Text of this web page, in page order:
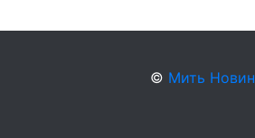
© Мить Новин